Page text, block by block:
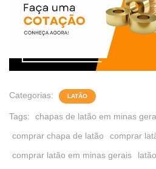
Categorias: LATÃO
Tags:
chapas de latão em minas
comprar chapa de latão
comprar
comprar latão em minas gerais
latão